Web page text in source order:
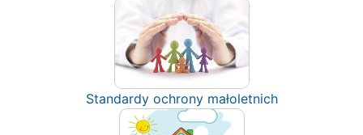
Standardy ochrony małoletnich